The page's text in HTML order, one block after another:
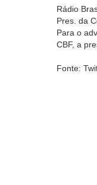
Rádio
Pres. da
Para o
CBF, a
Fonte: